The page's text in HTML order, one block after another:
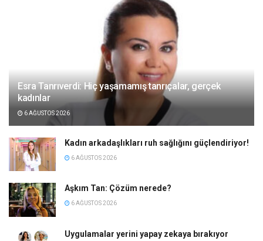
Esra Tanrıverdi: Hiç yaşamamış tanrıçalar, gerçek
kadınlar
6 AĞUSTOS 2026
Kadın arkadaşlıkları ruh sağlığını güçlendiriyor!
6 AĞUSTOS 2026
Aşkım Tan: Çözüm nerede?
6 AĞUSTOS 2026
Uygulamalar yerini yapay zekaya bırakıyor